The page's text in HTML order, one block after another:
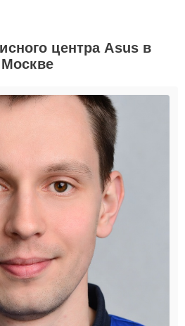
центра Asus в
Москве